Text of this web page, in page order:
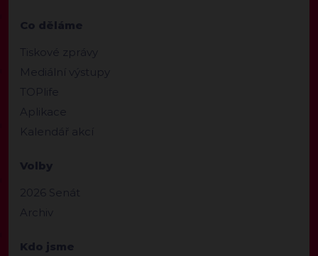
Co děláme
Tiskové zprávy
Mediální výstupy
TOPlife
Aplikace
Kalendář akcí
Volby
2026 Senát
Archiv
Kdo jsme